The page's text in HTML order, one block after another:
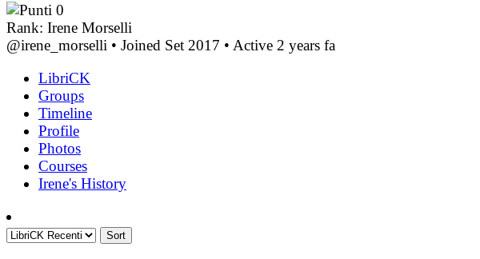
0
Rank: Irene Morselli
@irene_morselli • Joined Set 2017 • Active 2 years fa
LibriCK
Groups
Timeline
Profile
Photos
Courses
Irene's History
Sort